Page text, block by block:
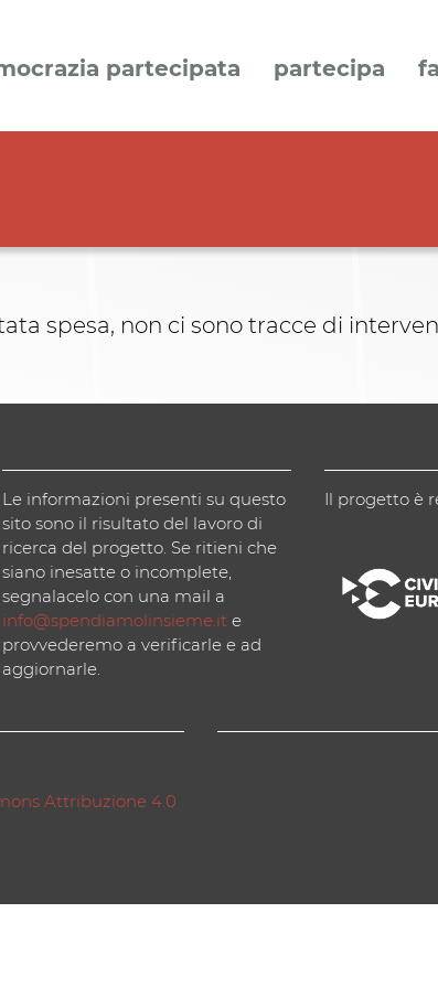
partecipata partecipa
spesa, non ci sono tracce di
Le informazioni presenti su questo
sito sono il risultato del lavoro di
ricerca del progetto. Se ritieni che
siano inesatte o incomplete,
segnalacelo con una mail a
info@spendiamolinsieme.ite
provvederemo a verificarle e ad
aggiornarle.
Il progetto è
Attribuzione 4.0